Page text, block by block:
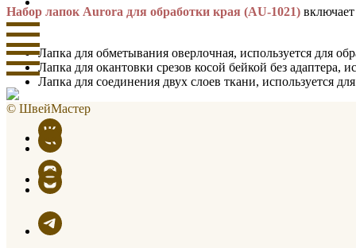
Набор лапок Aurora для обработки края (AU-1021)
Лапка для обметывания оверлочная, используется для
Лапка для окантовки срезов косой бейкой без адаптера,
Лапка для соединения двух слоев ткани, используется
© ШвейМастер